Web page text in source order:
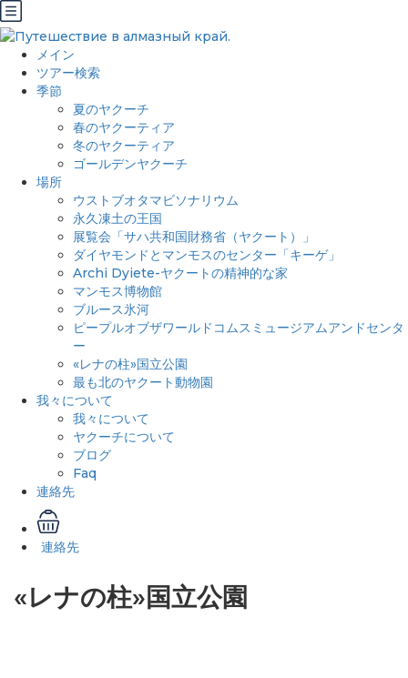
メイン
ツアー検索
季節
夏のヤクーチ
春のヤクーティア
冬のヤクーティア
ゴールデンヤクーチ
場所
ウストブオタマビソナリウム
永久凍土の王国
展覧会「サハ共和国財務省（ヤクート）」
ダイヤモンドとマンモスのセンター「キーゲ」
Archi Dyiete-ヤクートの精神的な家
マンモス博物館
ブルース氷河
ピープルオブザワールドコムスミュージアムアンドセンタ
ー
«レナの柱»国立公園
最も北のヤクート動物園
我々について
我々について
ヤクーチについて
ブログ
Faq
連絡先
連絡先
«レナの柱»国立公園